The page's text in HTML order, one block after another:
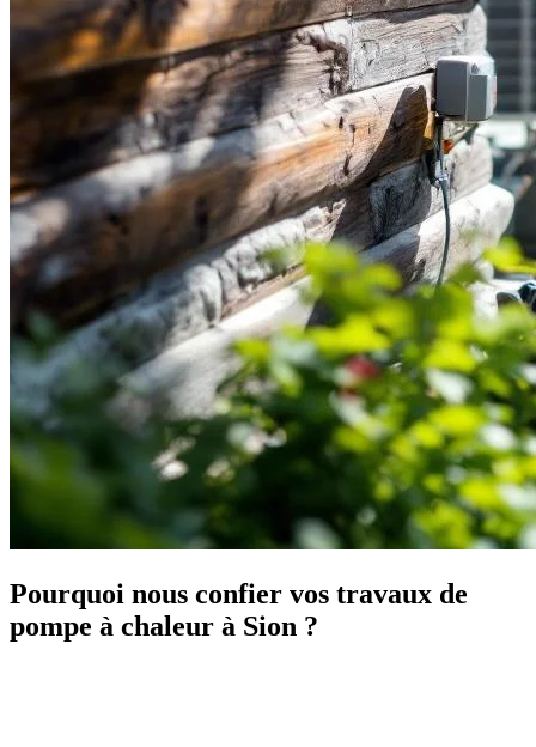
Pourquoi nous confier vos travaux de
pompe à chaleur à Sion ?